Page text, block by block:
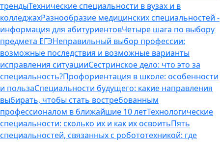
трендыТехнические специальности в вузах и в
колледжахРазнообразие медицинских специальностей -
информация для абитуриентовЧетыре шага по выбору
предмета ЕГЭНеправильный выбор профессии:
возможные последствия и возможные варианты
исправления ситуацииСестринское дело: что это за
специальность?Профориентация в школе: особенности
и пользаСпециальности будущего: какие направления
выбирать, чтобы стать востребованным
профессионалом в ближайшие 10 летТехнологические
специальности: сколько их и как их освоитьПять
специальностей, связанных с робототехникой: где